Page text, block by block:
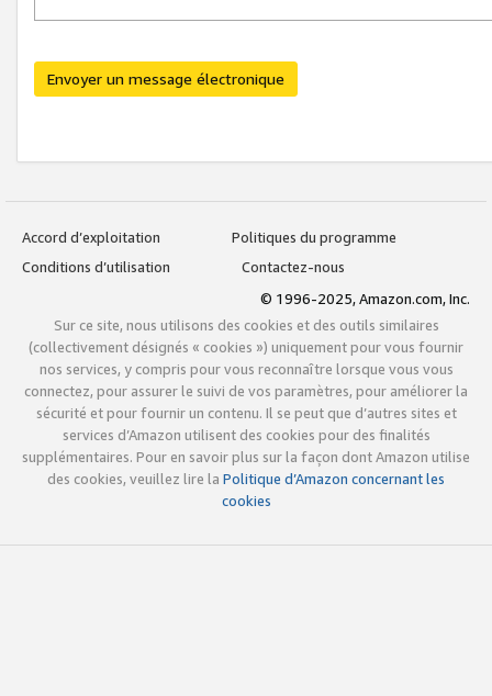
Envoyer un message électronique
Accord d’exploitation
Politiques du programme
Conditions d’utilisation
Contactez-nous
© 1996-2025, Amazon.com, Inc.
Sur ce site, nous utilisons des cookies et des outils similaires
(collectivement désignés « cookies ») uniquement pour vous fournir
nos services, y compris pour vous reconnaître lorsque vous vous
connectez, pour assurer le suivi de vos paramètres, pour améliorer la
sécurité et pour fournir un contenu. Il se peut que d’autres sites et
services d’Amazon utilisent des cookies pour des finalités
supplémentaires. Pour en savoir plus sur la façon dont Amazon utilise
des cookies, veuillez lire la Politique d’Amazon concernant les
cookies